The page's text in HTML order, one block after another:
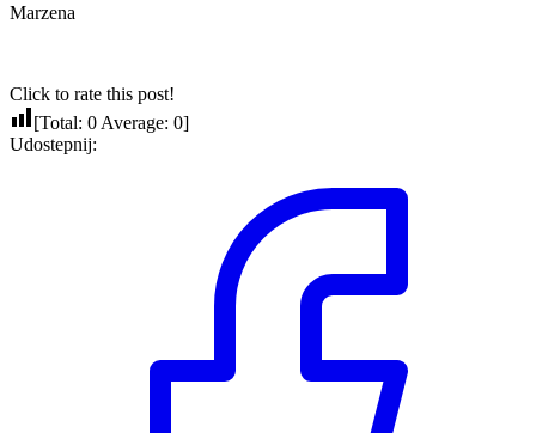
Marzena
Click to rate this post!
[Total: 0 Average: 0]
Udostepnij: